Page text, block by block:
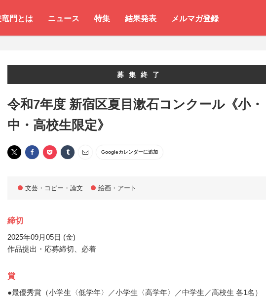
竜門とは ニュース 特集 結果発表 メルマガ登録
募集終了
令和7年度 新宿区夏目漱石コンクール《小・
中・高校生限定》
Googleカレンダーに追加
文芸・コピー・論文 絵画・アート
締切
2025年09月05日 (金)
作品提出・応募締切、必着
賞
●最優秀賞（小学生〈低学年〉／小学生〈高学年〉／中学生／高校生 各1名）